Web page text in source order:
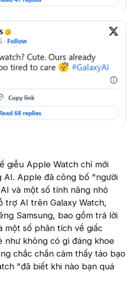
giễu Apple Watch chỉ mới
AI. Apple đã công bố "người
và một số tính năng nhỏ
trợ AI trên Galaxy Watch,
Samsung, bao gồm trả lời
một số phân tích về giấc
như không có gì đáng khoe
chắc chắn cảm thấy táo bạo
"đã biết khi nào bạn quá